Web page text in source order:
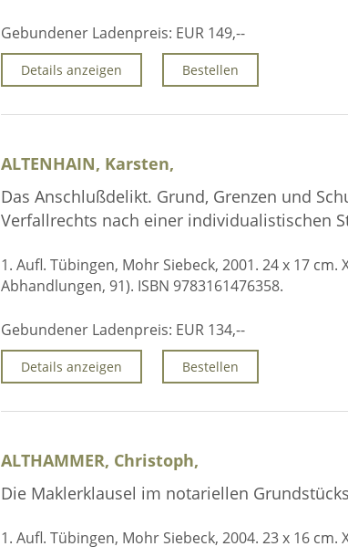
Gebundener Ladenpreis: EUR 149,--
Details anzeigen Bestellen
ALTENHAIN, Karsten,
Das Anschlußdelikt. Grund, Grenzen und
Verfallrechts nach einer individualistischen
1. Aufl. Tübingen, Mohr Siebeck, 2001. 24 x 17
Abhandlungen, 91). ISBN 9783161476358.
Gebundener Ladenpreis: EUR 134,--
Details anzeigen Bestellen
ALTHAMMER, Christoph,
Die Maklerklausel im notariellen
1. Aufl. Tübingen, Mohr Siebeck, 2004. 23 x 16 cm.